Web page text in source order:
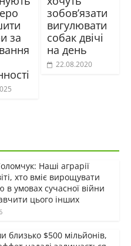
за
зобов’язати
вигулювати
собак двічі
на день
22.08.2020
Наші аграрії
хто вміє вирощувати
в умовах сучасної війни
цього інших
близько $500 мільйонів,